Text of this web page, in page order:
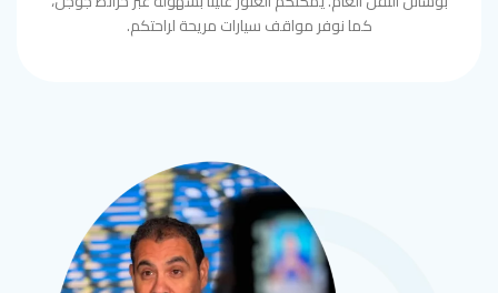
كما نوفر مواقف سيارات مريحة لراحتكم.